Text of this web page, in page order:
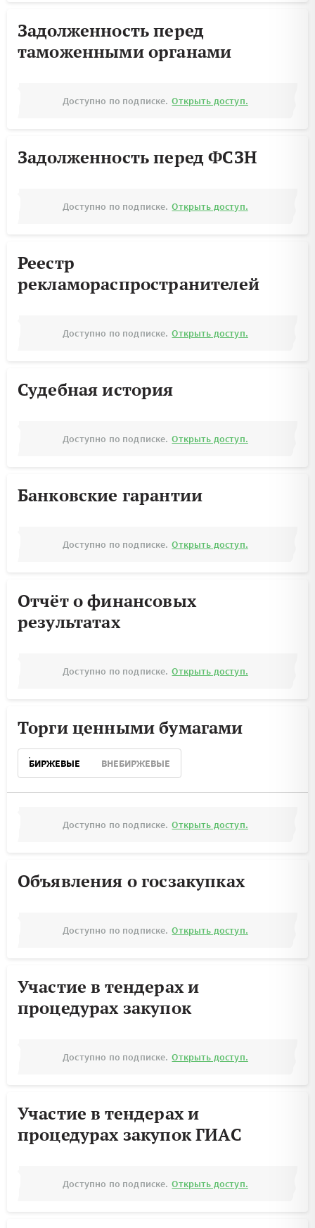
Задолженность перед
таможенными органами
Доступно по подписке. Открыть доступ.
Задолженность перед ФСЗН
Доступно по подписке. Открыть доступ.
Реестр
рекламораспространителей
Доступно по подписке. Открыть доступ.
Судебная история
Доступно по подписке. Открыть доступ.
Банковские гарантии
Доступно по подписке. Открыть доступ.
Отчёт о финансовых
результатах
Доступно по подписке. Открыть доступ.
Торги ценными бумагами
БИРЖЕВЫЕ ВНЕБИРЖЕВЫЕ
Доступно по подписке. Открыть доступ.
Объявления о госзакупках
Доступно по подписке. Открыть доступ.
Участие в тендерах и
процедурах закупок
Доступно по подписке. Открыть доступ.
Участие в тендерах и
процедурах закупок ГИАС
Доступно по подписке. Открыть доступ.